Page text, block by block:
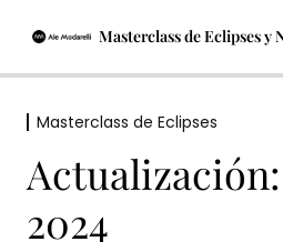
Masterclass de
Material
Masterclass pre grabada
Masterclass de Eclipses
2024